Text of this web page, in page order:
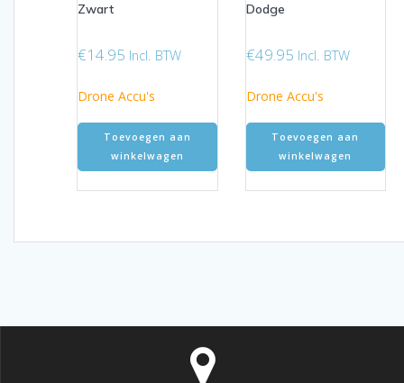
Zwart
€14.95 Incl. BTW
Drone Accu's
Toevoegen aan
winkelwagen
Dodge
€49.95 Incl. BTW
Drone Accu's
Toevoegen aan
winkelwagen